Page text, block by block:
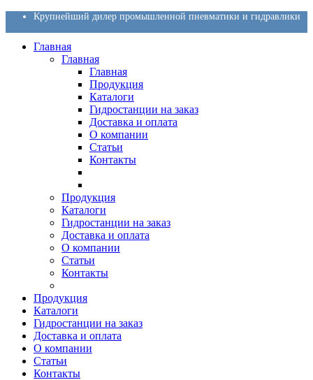
Крупнейший дилер промышленной пневматики и гидравлики
Главная
Главная
Главная
Продукция
Каталоги
Гидростанции на заказ
Доставка и оплата
О компании
Статьи
Контакты
Продукция
Каталоги
Гидростанции на заказ
Доставка и оплата
О компании
Статьи
Контакты
Продукция
Каталоги
Гидростанции на заказ
Доставка и оплата
О компании
Статьи
Контакты